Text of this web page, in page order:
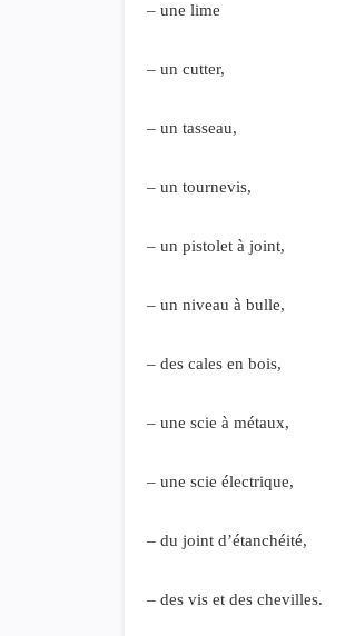
– une lime
– un cutter,
– un tasseau,
– un tournevis,
– un pistolet à joint,
– un niveau à bulle,
– des cales en bois,
– une scie à métaux,
– une scie électrique,
– du joint d’étanchéité,
– des vis et des chevilles.